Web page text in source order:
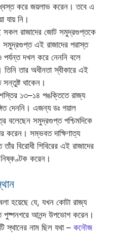
করে জয়লাভ করেন। তবে এ
যায় নি।
রাজাদের জোট সমুদ্রগুপ্তকে
এই রাজাদের পরাস্ত
দখল করে নেননি বলে
তার অধীনতা স্বীকারে এই
সন্তুষ্ট থাকেন।
১৩–১৪ পঙক্তিতে রাজ্য
দেননি। এজন্য ডঃ গয়াল
বলেছেন সমুদ্রগুপ্ত পশ্চিমদিকে
করেন। সম্ভবত দাক্ষিণাত্য
বিরোধী শিবিরের এই রাজাদের
নিষ্কণ্টক করেন।
হয়েছে যে, যখন কোটা রাজ্য
আনন্দ উপভোগ করেন।
স্থানের নাম ছিল যথা – কনৌজ